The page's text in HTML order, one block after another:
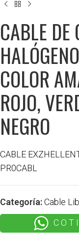
CABLE DE
COLOR
ROJO,
NEGRO
CABLE
PR0CABL
Categoría:Cable